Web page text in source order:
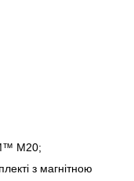
M20;
з магнітною